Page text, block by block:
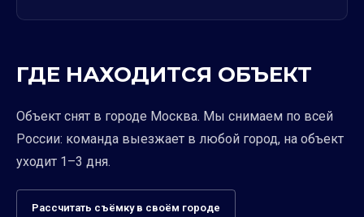
ГДЕ НАХОДИТСЯ ОБЪЕКТ
Объект снят в городе Москва. Мы снимаем по всей
России: команда выезжает в любой город, на объект
уходит 1–3 дня.
Рассчитать съёмку в своём городе